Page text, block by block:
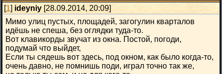
[1] ideyniy [28.09.2014, 20:09]
Мимо улиц пустых, площадей, загогулин кварталов
идёшь не спеша, без оглядки туда-то.
Вот клавикорды звучат из окна. Постой, погоди,
подумай что выйдет,
Если ты сядешь вот здесь, под окном, как было когда-то,
очень давно, не помнишь поди, играл точно так же,